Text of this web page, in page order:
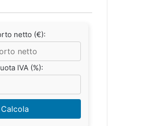
netto (€):
IVA (%):
Calcola